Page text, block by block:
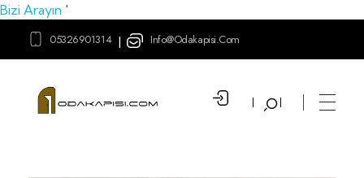
Bizi Arayın '
05326901314 | Info@odakapisi.com